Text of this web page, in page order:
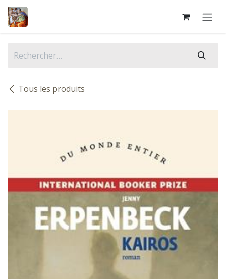
Se rendre au contenu
Tous les produits